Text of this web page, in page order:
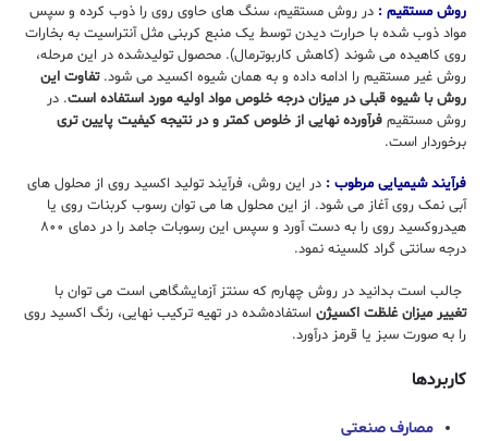
روش مستقیم : در روش مستقیم، سنگ های حاوی روی را ذوب کرده و سپس
مواد ذوب شده با حرارت دیدن توسط یک منبع کربنی مثل آنتراسیت به بخارات
روی کاهیده می شوند (کاهش کاربوترمال). محصول تولید‌شده در این مرحله،
روش غیر مستقیم را ادامه داده و به همان شیوه اکسید می شود.تفاوت این
روش با شیوه قبلی در میزان درجه خلوص مواد اولیه مورد استفاده است. در
روش مستقیم فرآورده نهایی از خلوص کمتر و در نتیجه کیفیت پایین تری
برخوردار است.
فرآیند شیمیایی مرطوب : در این روش، فرآیند تولید اکسید روی از محلول های
آبی نمک روی آغاز می شود. از این محلول ها می توان رسوب کربنات روی یا
هیدروکسید روی را به دست آورد و سپس این رسوبات جامد را در دمای ۸۰۰
درجه سانتی گراد کلسینه نمود.
جالب است بدانید در روش چهارم که سنتز آزمایشگاهی است می توان با
تغییر میزان غلظت اکسیژن استفاده‌شده در تهیه ترکیب نهایی، رنگ اکسید روی
را به صورت سبز یا قرمز درآورد.
کاربردها
مصارف صنعتی